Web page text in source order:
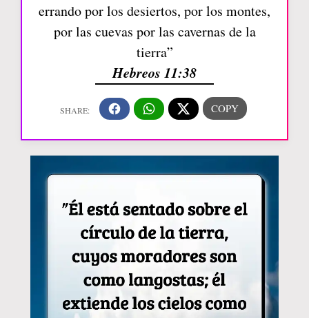
errando por los desiertos, por los montes,
por las cuevas por las cavernas de la
tierra”
Hebreos 11:38